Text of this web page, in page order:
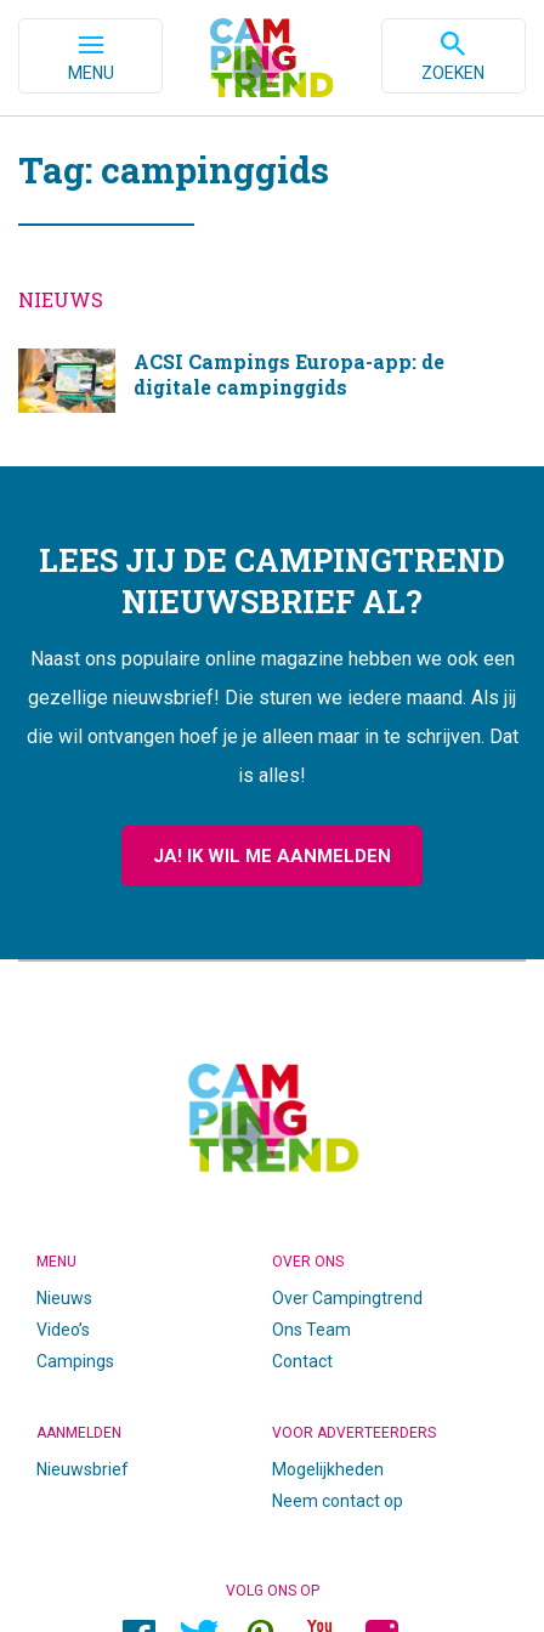
MENU ZOEKEN
Tag: campinggids
NIEUWS
ACSI Campings Europa-app: de
digitale campinggids
LEES JIJ DE CAMPINGTREND
NIEUWSBRIEF AL?
Naast ons populaire online magazine hebben we ook een
gezellige nieuwsbrief! Die sturen we iedere maand. Als jij
die wil ontvangen hoef je je alleen maar in te schrijven. Dat
is alles!
JA! IK WIL ME AANMELDEN
MENU
Nieuws
Video’s
Campings
OVER ONS
Over Campingtrend
Ons Team
Contact
AANMELDEN
Nieuwsbrief
VOOR ADVERTEERDERS
Mogelijkheden
Neem contact op
VOLG ONS OP